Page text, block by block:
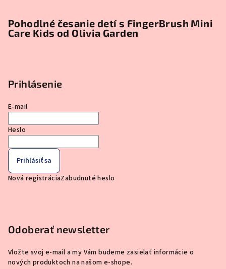
Pohodlné česanie detí s FingerBrush Mini
Care Kids od Olivia Garden
Prihlásenie
E-mail
Heslo
Prihlásiť sa
Nová registráciaZabudnuté heslo
Odoberať newsletter
Vložte svoj e-mail a my Vám budeme zasielať informácie o
nových produktoch na našom e-shope.